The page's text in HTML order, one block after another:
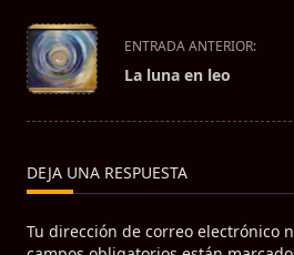
<span
class="nav-
subtitle
screen-
text">Página</span>
ENTRADA ANTERIOR:
La luna en leo
DEJA UNA RESPUESTA
Tu dirección de correo electrónico